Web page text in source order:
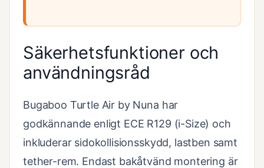
Säkerhetsfunktioner och
användningsråd
Bugaboo Turtle Air by Nuna har
godkännande enligt ECE R129 (i-Size) och
inkluderar sidokollisionsskydd, lastben samt
tether-rem. Endast bakåtvänd montering är